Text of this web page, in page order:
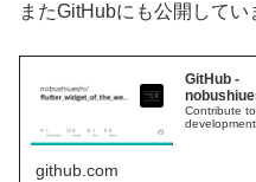
またGitHubにも公開してい
GitHub -
Contribute
github.com